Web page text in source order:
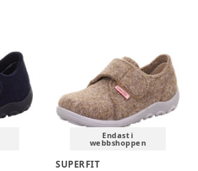
Endast i
webbshoppen
SUPERFIT